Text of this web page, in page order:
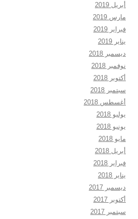
أبريل 2019
مارس 2019
فبراير 2019
يناير 2019
ديسمبر 2018
نوفمبر 2018
أكتوبر 2018
سبتمبر 2018
أغسطس 2018
يوليو 2018
يونيو 2018
مايو 2018
أبريل 2018
فبراير 2018
يناير 2018
ديسمبر 2017
أكتوبر 2017
سبتمبر 2017